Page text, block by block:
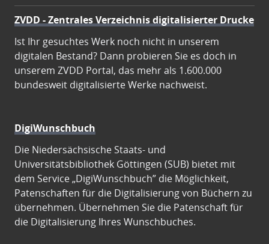
ZVDD - Zentrales Verzeichnis digitalisierter Drucke
Ist Ihr gesuchtes Werk noch nicht in unserem
digitalen Bestand? Dann probieren Sie es doch in
unserem ZVDD Portal, das mehr als 1.600.000
bundesweit digitalisierte Werke nachweist.
DigiWunschbuch
Die Niedersächsische Staats- und
Universitätsbibliothek Göttingen (SUB) bietet mit
dem Service „DigiWunschbuch” die Möglichkeit,
Patenschaften für die Digitalisierung von Büchern zu
übernehmen. Übernehmen Sie die Patenschaft für
die Digitalisierung Ihres Wunschbuches.